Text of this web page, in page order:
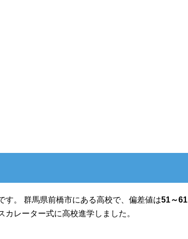
す。 群馬県前橋市にある高校で、偏差値は51～61
レーター式に高校進学しました。